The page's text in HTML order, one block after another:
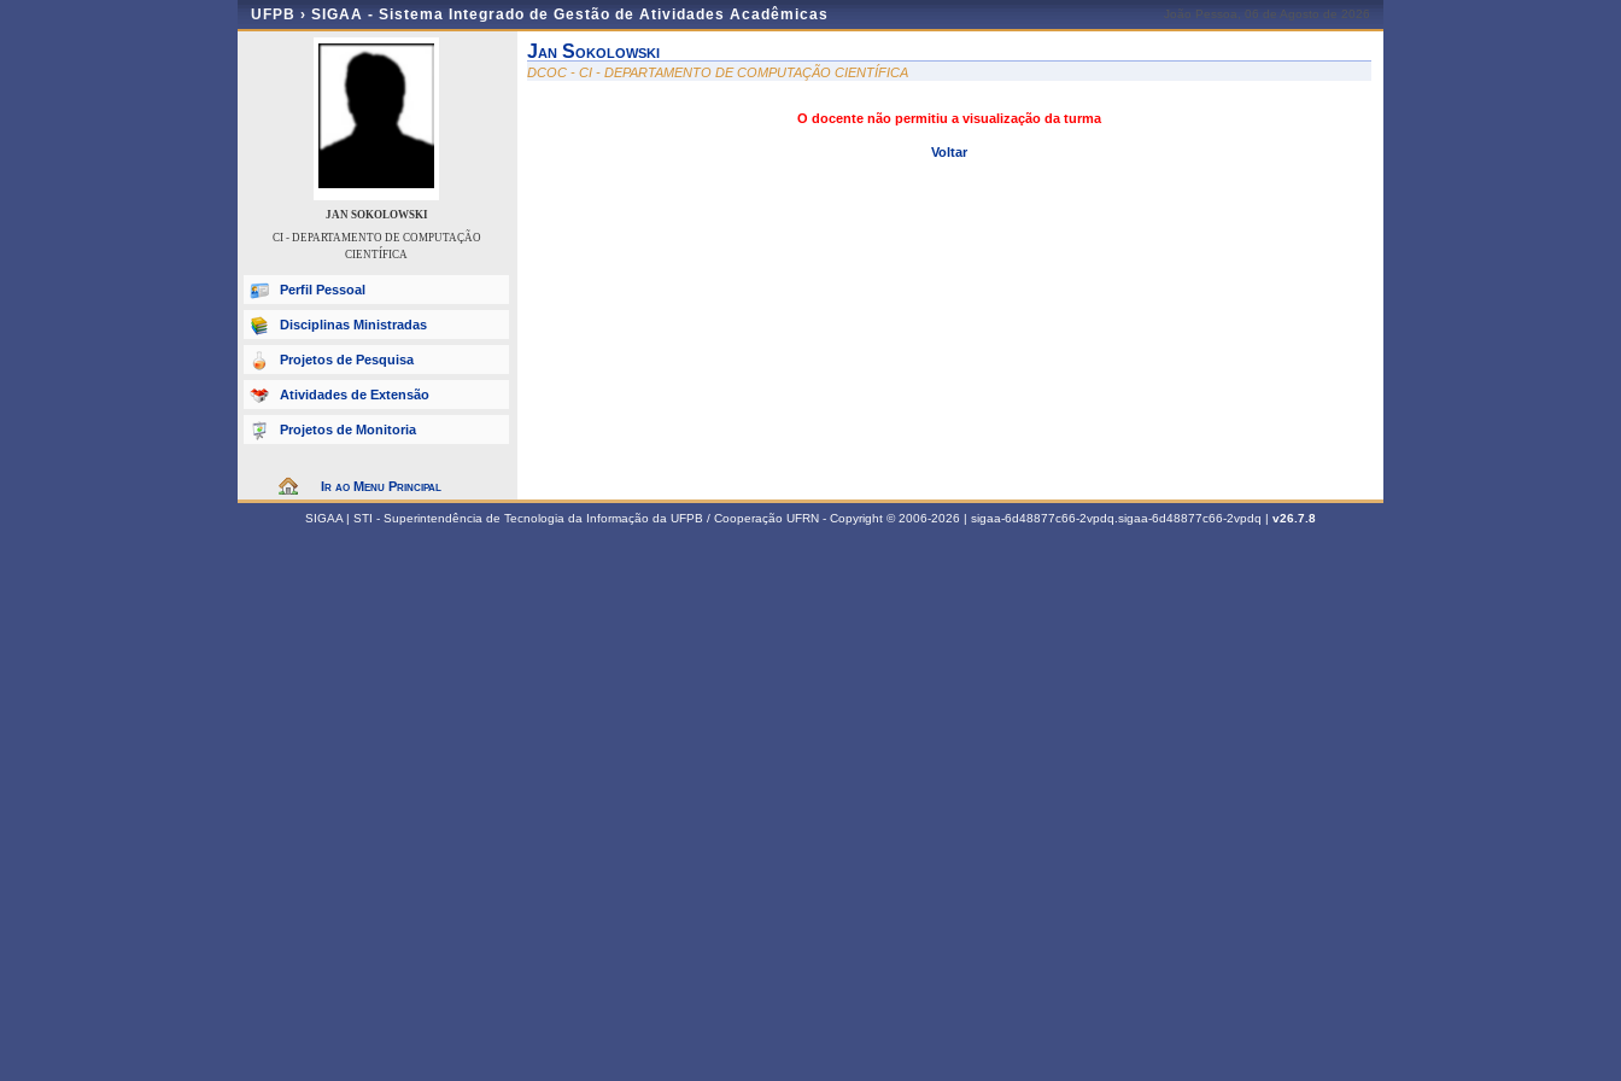
UFPB › SIGAA - Sistema Integrado de Gestão de Atividades Acadêmicas João Pessoa, 06 de Agosto de 2026
JAN SOKOLOWSKI
CI - DEPARTAMENTO DE COMPUTAÇÃO
CIENTÍFICA
Perfil Pessoal
Disciplinas Ministradas
Projetos de Pesquisa
Atividades de Extensão
Projetos de Monitoria
Ir ao Menu Principal
Jan Sokolowski
DCOC - CI - DEPARTAMENTO DE COMPUTAÇÃO CIENTÍFICA
O docente não permitiu a visualização da turma
Voltar
SIGAA | STI - Superintendência de Tecnologia da Informação da UFPB / Cooperação UFRN - Copyright © 2006-2026 | sigaa-6d48877c66-2vpdq.sigaa-6d48877c66-2vpdq | v26.7.8